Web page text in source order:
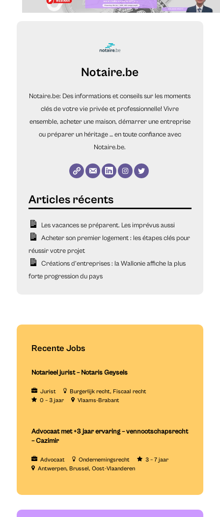
Notaire.be
Notaire.be: Des informations et conseils sur les moments
clés de votre vie privée et professionnelle! Vivre
ensemble, acheter une maison, démarrer une entreprise
ou préparer un héritage … en toute confiance avec
Notaire.be.
Les vacances se préparent. Les imprévus aussi
Acheter son premier logement : les étapes clés pour
réussir votre projet
Créations d’entreprises : la Wallonie affiche la plus
forte progression du pays
Recente Jobs
Notarieel jurist – Notaris Geysels
Jurist Burgerlijk recht Fiscaal recht
0 – 3 jaar
Vlaams-Brabant
Advocaat met +3 jaar ervaring – vennootschapsrecht
– Cazimir
Advocaat Ondernemingsrecht
3 – 7 jaar
Antwerpen Brussel Oost-Vlaanderen